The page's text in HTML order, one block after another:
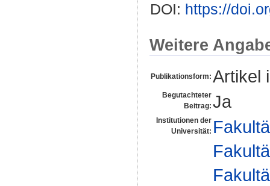
DOI: https://
Weitere
Publikationsform: Artikel
Begutachteter
Beitrag: Ja
Institutionen der
Universität: